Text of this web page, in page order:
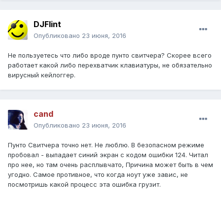
DJFlint
Опубликовано 23 июня, 2016
Не пользуетесь что либо вроде пунто свитчера? Скорее всего
работает какой либо перехватчик клавиатуры, не обязательно
вирусный кейлоггер.
cand
Опубликовано 23 июня, 2016
Пунто Свитчера точно нет. Не люблю. В безопасном режиме
пробовал - выпадает синий экран с кодом ошибки 124. Читал
про нее, но там очень расплывчато, Причина может быть в чем
угодно. Самое противное, что когда ноут уже завис, не
посмотришь какой процесс эта ошибка грузит.